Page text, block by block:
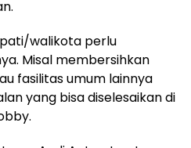
walikota perlu
Misal membersihkan
fasilitas umum lainnya
yang bisa diselesaikan di